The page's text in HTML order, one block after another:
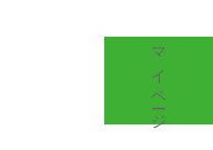
マイページ